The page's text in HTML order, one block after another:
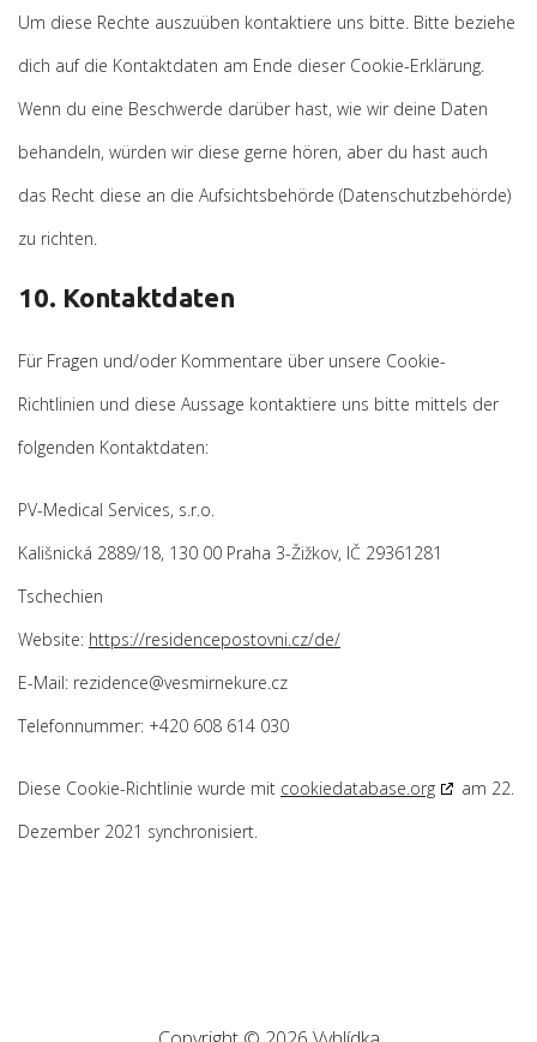
Um diese Rechte auszuüben kontaktiere uns bitte. Bitte beziehe
dich auf die Kontaktdaten am Ende dieser Cookie-Erklärung.
Wenn du eine Beschwerde darüber hast, wie wir deine Daten
behandeln, würden wir diese gerne hören, aber du hast auch
das Recht diese an die Aufsichtsbehörde (Datenschutzbehörde)
zu richten.
10. Kontaktdaten
Für Fragen und/oder Kommentare über unsere Cookie-
Richtlinien und diese Aussage kontaktiere uns bitte mittels der
folgenden Kontaktdaten:
PV-Medical Services, s.r.o.
Kališnická 2889/18, 130 00 Praha 3-Žižkov, IČ 29361281
Tschechien
Website: https://residencepostovni.cz/de/
E-Mail: rezidence@vesmirnekure.cz
Telefonnummer: +420 608 614 030
Diese Cookie-Richtlinie wurde mit cookiedatabase.org
am 22.
Dezember 2021 synchronisiert.